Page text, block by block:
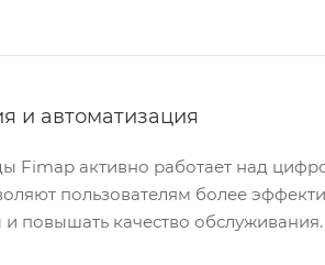
и автоматизация
Fimap активно работает над
пользователям более
и повышать качество обслуживания.